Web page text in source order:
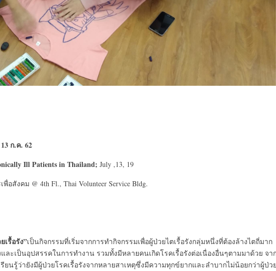
13 ก.ค. 62
Ill Patients in Thailand; July ,13, 19
อสังคม @ 4th Fl., Thai Volunteer Service Bldg.
รื้อรัง”เป็นกิจกรรมที่เริ่มจากการทำกิจกรรมเพื่อผู้ป่วยไตเรื้อรังกลุ่มหนึ่งที่ต้องล้างไตถี่มาก
ละเป็นอุปสรรคในการทำงาน รวมทั้งมีหลายคนเกิดโรคเรื้อรังต่อเนื่องอื่นๆตามมาด้วย จา
รียนรู้ว่ายังมีผู้ป่วยโรคเรื้อรังจากหลายสาเหตุซึ่งมีความทุกข์ยากและลำบากไม่น้อยกว่าผู้ป่วย